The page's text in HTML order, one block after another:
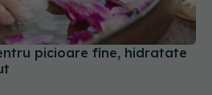
picioare fine, hidratate